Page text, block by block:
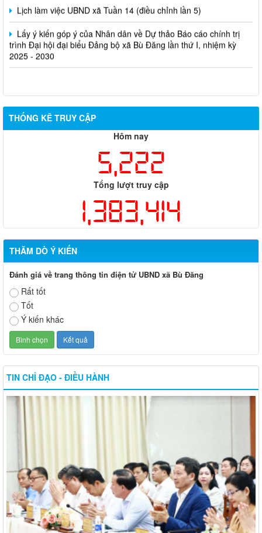
Lịch làm việc UBND xã Tuần 14 (điều chỉnh lần 5)
Lấy ý kiến góp ý của Nhân dân về Dự thảo Báo cáo chính trị
trình Đại hội đại biểu Đảng bộ xã Bù Đăng lần thứ I, nhiệm kỳ
2025 - 2030
THỐNG KÊ TRUY CẬP
Hôm nay
5,222
Tổng lượt truy cập
1,383,414
THĂM DÒ Ý KIẾN
Đánh giá về trang thông tin điện tử UBND xã Bù Đăng
Rất tốt
Tốt
Ý kiến khác
TIN CHỈ ĐẠO - ĐIỀU HÀNH